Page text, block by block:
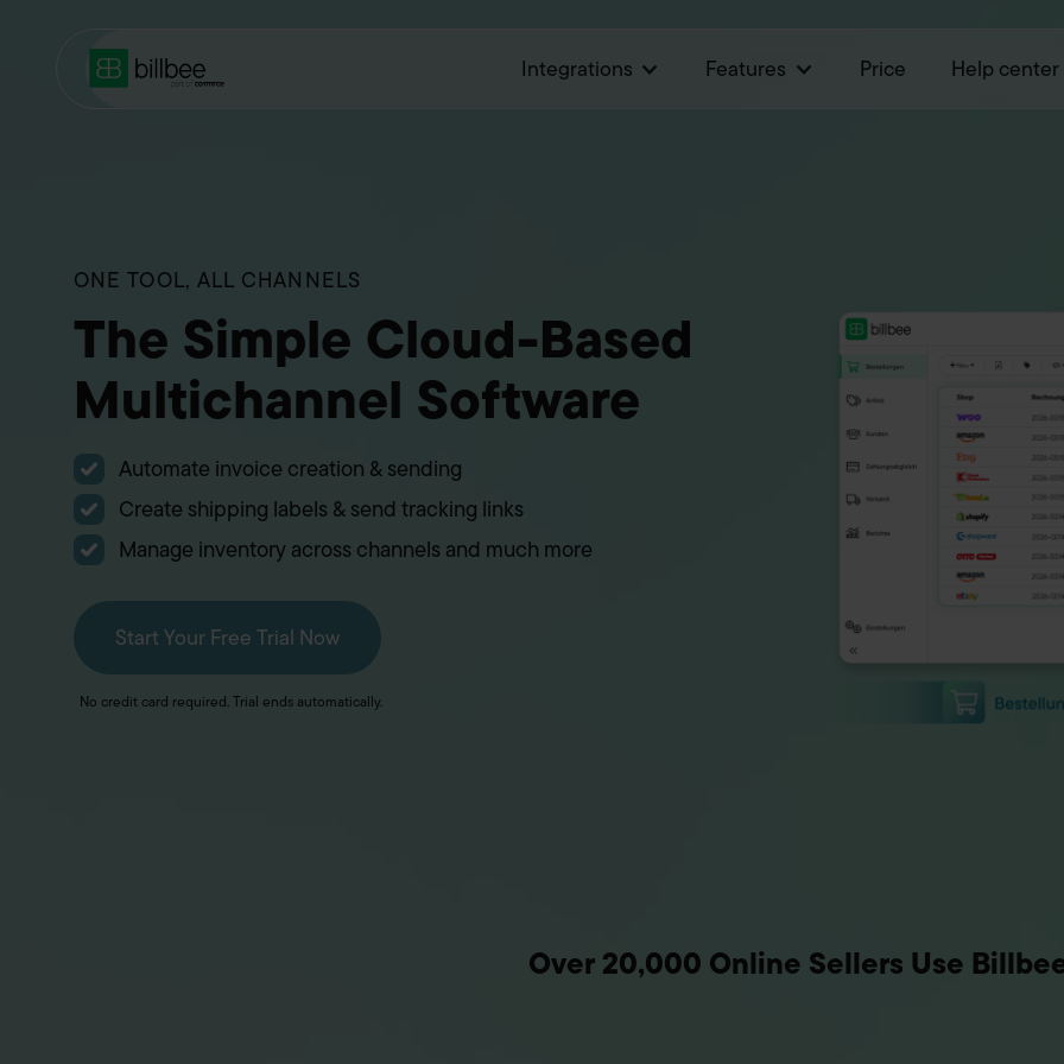
Integrations Features Price Help center
ONE TOOL, ALL CHANNELS
The Simple Cloud-Based
Multichannel Software
Automate invoice creation & sending
Create shipping labels & send tracking links
Manage inventory across channels and much more
Start Your Free Trial Now
No credit card required. Trial ends automatically.
Over 20,000 Online Sellers Use